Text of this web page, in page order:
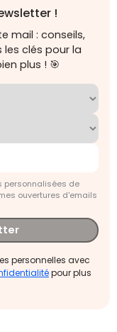
!
mail : conseils,
clés pour la
plus ! 🎯
personnalisées de
ouvertures d'emails
personnelles avec
pour plus